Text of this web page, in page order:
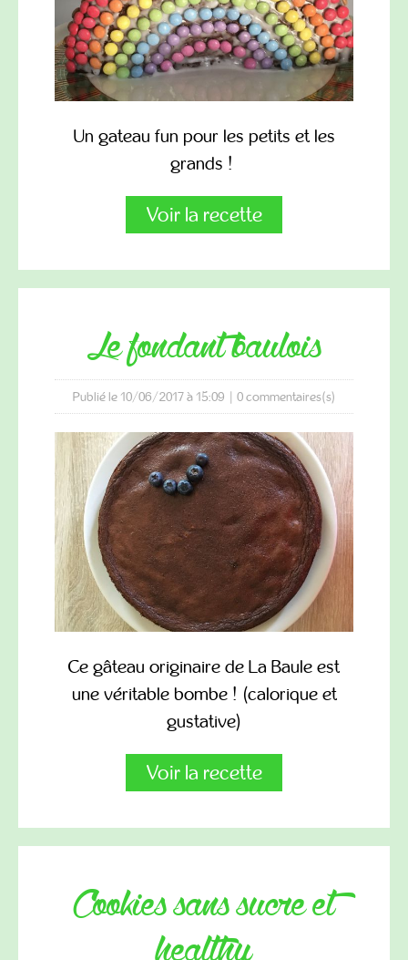
Un gateau fun pour les petits et les
grands !
Voir la recette
le fondant baulois
Publié le 10/06/2017 à 15:09 0commentaires(s)
Ce gâteau originaire de La Baule est
une véritable bombe ! (calorique et
gustative)
Voir la recette
cookies sans sucre et
healthy